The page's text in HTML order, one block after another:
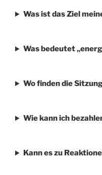
Was ist das Ziel
Was bedeutet
Wo finden die
Wie kann ich
Kann es zu